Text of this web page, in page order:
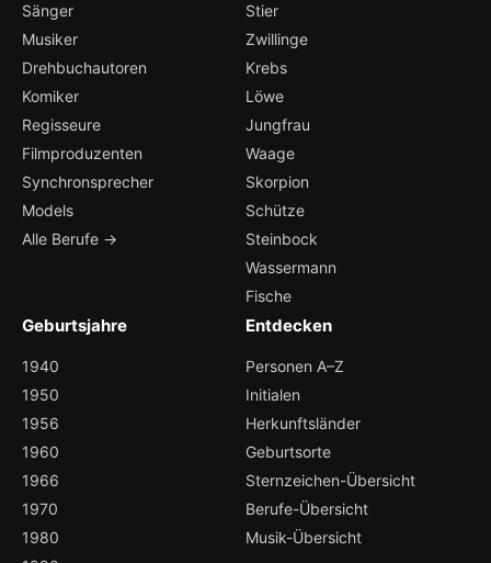
Sänger
Musiker
Drehbuchautoren
Komiker
Regisseure
Filmproduzenten
Synchronsprecher
Models
Alle Berufe →
Stier
Zwillinge
Krebs
Löwe
Jungfrau
Waage
Skorpion
Schütze
Steinbock
Wassermann
Fische
Geburtsjahre
1940
1950
1956
1960
1966
1970
1980
Entdecken
Personen A–Z
Initialen
Herkunftsländer
Geburtsorte
Sternzeichen-Übersicht
Berufe-Übersicht
Musik-Übersicht